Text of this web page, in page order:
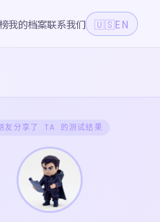
我的档案联系我们 🇺🇸EN
友分享了 TA 的测试结果